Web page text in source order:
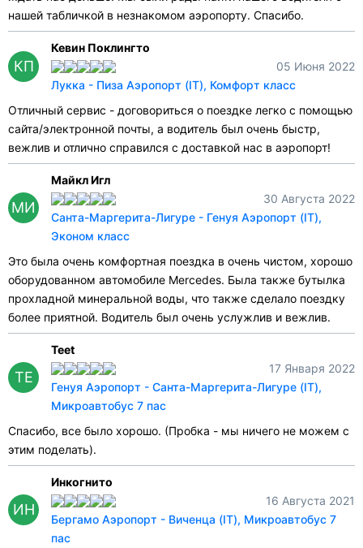
нашей табличкой в незнакомом аэропорту. Спасибо.
КП
Кевин Поклингто
05 Июня 2022
Лукка - Пиза Аэропорт (IT), Комфорт класс
Отличный сервис - договориться о поездке легко с помощью
сайта/электронной почты, а водитель был очень быстр,
вежлив и отлично справился с доставкой нас в аэропорт!
МИ
Майкл Игл
30 Августа 2022
Санта-Маргерита-Лигуре - Генуя Аэропорт (IT),
Эконом класс
Это была очень комфортная поездка в очень чистом, хорошо
оборудованном автомобиле Mercedes. Была также бутылка
прохладной минеральной воды, что также сделало поездку
более приятной. Водитель был очень услужлив и вежлив.
TE
Teet
17 Января 2022
Генуя Аэропорт - Санта-Маргерита-Лигуре (IT),
Микроавтобус 7 пас
Спасибо, все было хорошо. (Пробка - мы ничего не можем с
этим поделать).
ИН
Инкогнито
16 Августа 2021
Бергамо Аэропорт - Виченца (IT), Микроавтобус 7
пас